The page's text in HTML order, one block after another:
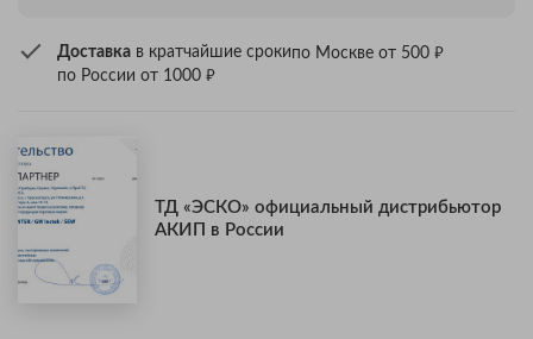
Доставка в кратчайшие срокипо Москве от 500 ₽
по России от 1000 ₽
ТД «ЭСКО» официальный дистрибьютор
АКИП в России